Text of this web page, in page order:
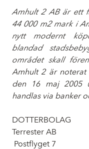
Amhult 2 AB är ett
44 000 m2 mark i
nytt modernt
blandad
området skall
Amhult 2 är noterat
den 16 maj 2005
handlas via banker
DOTTERBOLAG
Terrester AB
Postflyget 7